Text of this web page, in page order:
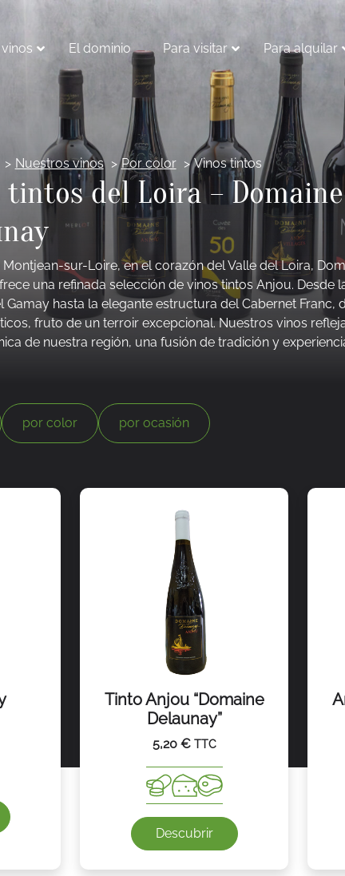
El dominio Para visitar Para alquilar
Nuestros vinos Por color Vinos tintos
tintos del Loira – Domaine
sur-Loire, en el corazón del Valle del Loira,
una refinada selección de vinos tintos Anjou. Desde
Gamay hasta la elegante estructura del Cabernet Franc,
fruto de un terroir excepcional. Nuestros vinos
de nuestra región, una fusión de tradición y
por color por ocasión
Tinto Anjou “Domaine
Delaunay”
5,20 € TTC
Descubrir